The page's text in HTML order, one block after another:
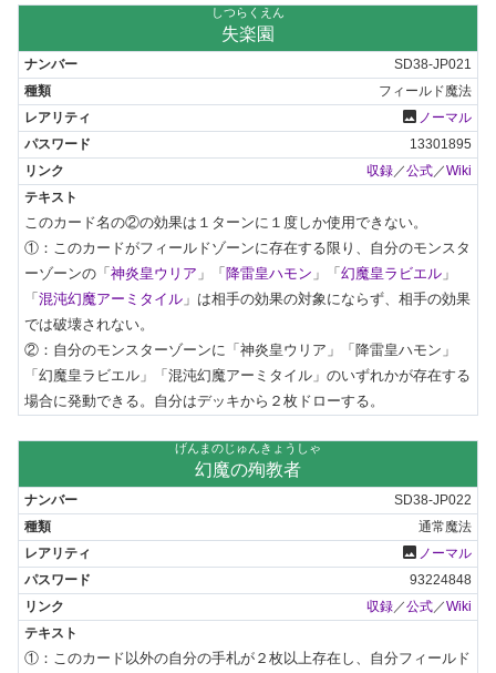
しつらくえん
失楽園
SD38-JP021
フィールド魔法
photo ノーマル
13301895
収録 ／公式 ／Wiki
このカード名の②の効果は１ターンに１度しか使用できない。
①：このカードがフィールドゾーンに存在する限り、自分のモンスタ
ーゾーンの「神炎皇ウリア 」「降雷皇ハモン 」「幻魔皇ラビエル 」
「混沌幻魔アーミタイル 」は相手の効果の対象にならず、相手の効果
では破壊されない。
②：自分のモンスターゾーンに「神炎皇ウリア」「降雷皇ハモン」
「幻魔皇ラビエル」「混沌幻魔アーミタイル」のいずれかが存在する
場合に発動できる。自分はデッキから２枚ドローする。
げんまのじゅんきょうしゃ
幻魔の殉教者
SD38-JP022
通常魔法
photo ノーマル
93224848
収録／公式／Wiki
①：このカード以外の自分の手札が２枚以上存在し、自分フィールド